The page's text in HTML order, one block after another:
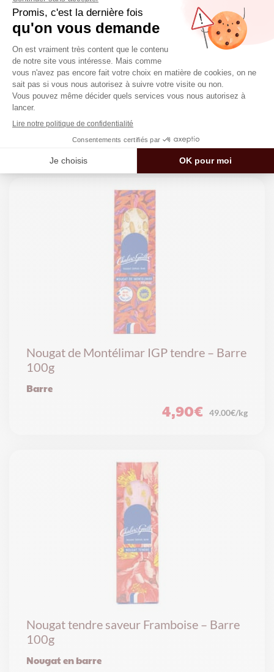
Nougat de Montélimar IGP tendre Bio –
Barre 50g
Produit à consommer de préférence avant le
30/09/2025.
2,85€
Nougat de Montélimar IGP tendre – Barre
100g
Barre
4,90€ 49.00€/kg
Nougat tendre saveur Framboise – Barre
100g
Nougat en barre